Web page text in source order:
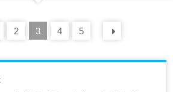
30
2 3 4 5